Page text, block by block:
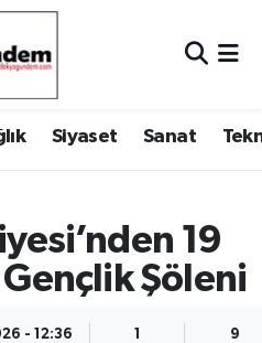
Siyaset Sanat
19
Gençlik Şöleni
- 12:36 1 9
ve Fikstür